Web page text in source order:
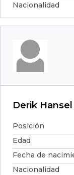
Nacionalidad
Derik
Posición
Edad
Fecha de
Nacionalidad